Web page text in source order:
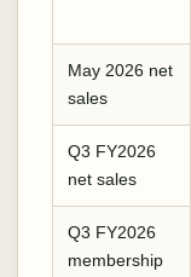
May 2026 net
sales
Q3 FY2026
net sales
Q3 FY2026
membership